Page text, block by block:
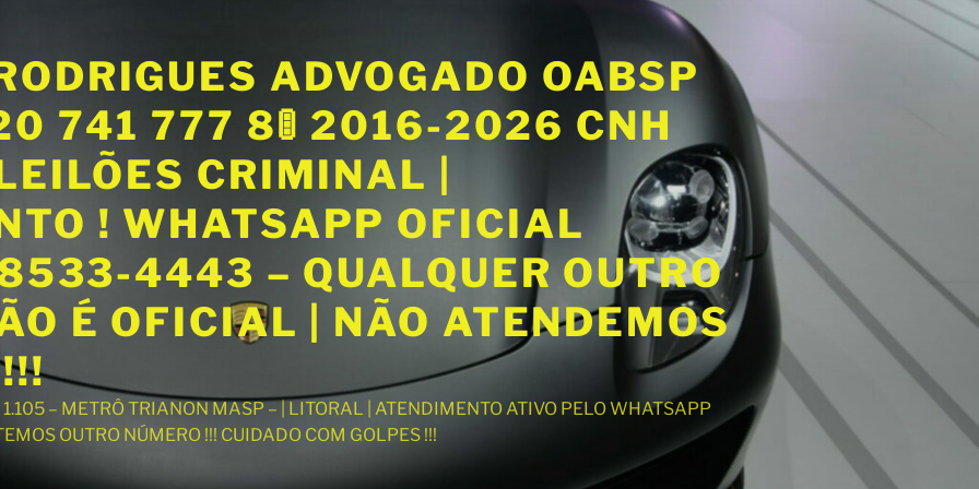
ADVOGADO OABSP
741 777 8🚦 2016-2026 CNH
CRIMINAL |
! WHATSAPP OFICIAL
4443 – QUALQUER OUTRO
É OFICIAL | NÃO ATENDEMOS
– METRÔ TRIANON MASP – | LITORAL | ATENDIMENTO ATIVO PELO WHATSAPP
OUTRO NÚMERO !!! CUIDADO COM GOLPES !!!